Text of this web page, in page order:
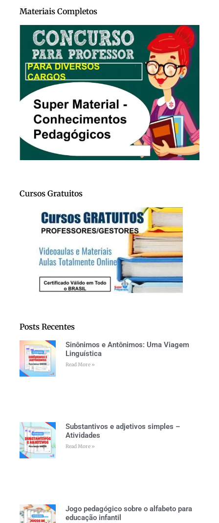
Materiais Completos
Cursos Gratuitos
Posts Recentes
Sinônimos e Antônimos: Uma Viagem
Linguística
Read More »
Substantivos e adjetivos simples –
Atividades
Read More »
Jogo pedagógico sobre o alfabeto para
educação infantil